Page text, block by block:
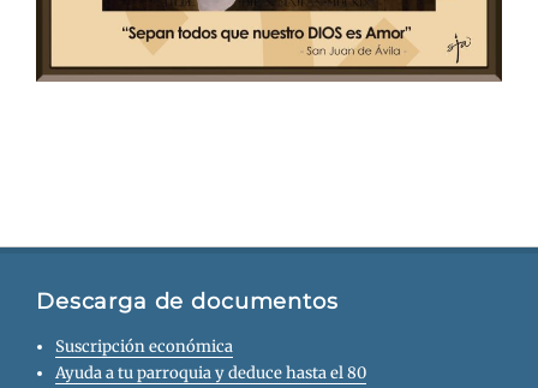
Descarga de documentos
Suscripción económica
Ayuda a tu parroquia y deduce hasta el 80